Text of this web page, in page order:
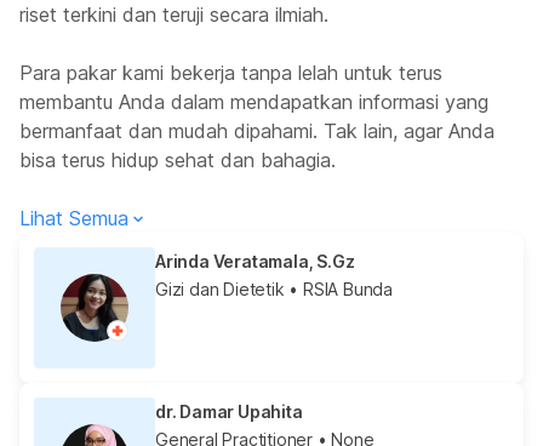
riset terkini dan teruji secara ilmiah.
Para pakar kami bekerja tanpa lelah untuk terus
membantu Anda dalam mendapatkan informasi yang
bermanfaat dan mudah dipahami. Tak lain, agar Anda
bisa terus hidup sehat dan bahagia.
Lihat Semua
Arinda Veratamala, S.Gz
Gizi dan Dietetik • RSIA Bunda
dr. Damar Upahita
General Practitioner • None